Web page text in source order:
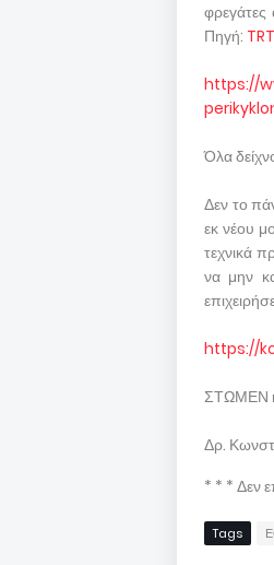
φρεγάτες
Πηγή:
https://
Όλα
Δεν το
εκ νέου
τεχνικά
να μην
https://
ΣΤΩΜΕΝ
Δρ.
* * * Δεν
Tags